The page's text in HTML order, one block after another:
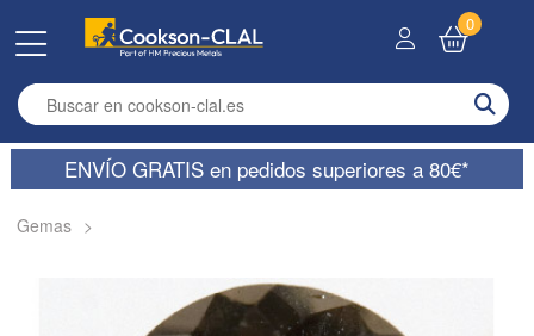
Enter search term
0
ENVÍO GRATIS en pedidos superiores a 80€*
Gemas >